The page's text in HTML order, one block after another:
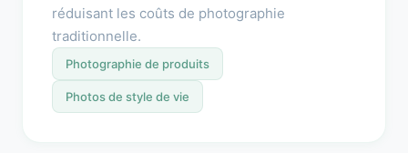
réduisant les coûts de photographie
traditionnelle.
Photographie de produits
Photos de style de vie